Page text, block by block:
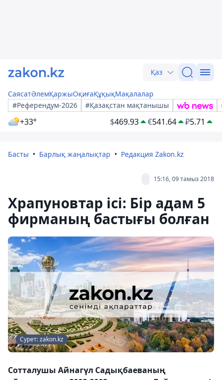
Қаз
СаясатӘлемҚаржыОқиғаҚұқықМақалалар
#Референдум-2026
#Қазақстан мақтанышы
+33° $469.93 €541.64 ₽5.71
Басты Барлық жаңалықтар Редакция Zakon.kz
15:16, 09 тамыз 2018
Храпуновтар ісі: Бір адам 5
фирманың бастығы болған
Сурет: zakon.kz
Сотталушы Айнагүл Садықбаеваның